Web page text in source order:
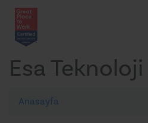
Esa
Anasayfa